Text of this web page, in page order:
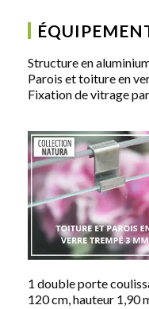
Structure en
Parois et toiture en
Fixation de vitrage
1 double porte
120 cm, hauteur 1,90